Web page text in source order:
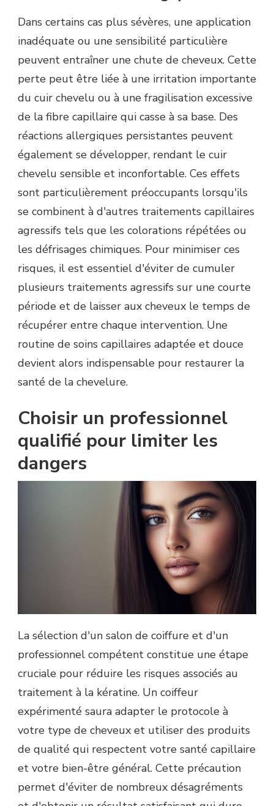
Dans certains cas plus sévères, une application
inadéquate ou une sensibilité particulière
peuvent entraîner une chute de cheveux. Cette
perte peut être liée à une irritation importante
du cuir chevelu ou à une fragilisation excessive
de la fibre capillaire qui casse à sa base. Des
réactions allergiques persistantes peuvent
également se développer, rendant le cuir
chevelu sensible et inconfortable. Ces effets
sont particulièrement préoccupants lorsqu'ils
se combinent à d'autres traitements capillaires
agressifs tels que les colorations répétées ou
les défrisages chimiques. Pour minimiser ces
risques, il est essentiel d'éviter de cumuler
plusieurs traitements agressifs sur une courte
période et de laisser aux cheveux le temps de
récupérer entre chaque intervention. Une
routine de soins capillaires adaptée et douce
devient alors indispensable pour restaurer la
santé de la chevelure.
Choisir un professionnel
qualifié pour limiter les
dangers
La sélection d'un salon de coiffure et d'un
professionnel compétent constitue une étape
cruciale pour réduire les risques associés au
traitement à la kératine. Un coiffeur
expérimenté saura adapter le protocole à
votre type de cheveux et utiliser des produits
de qualité qui respectent votre santé capillaire
et votre bien-être général. Cette précaution
permet d'éviter de nombreux désagréments